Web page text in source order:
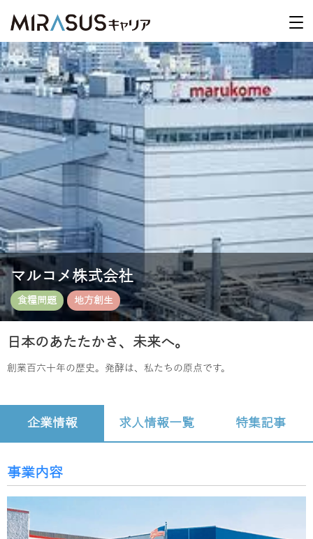
マルコメ株式会社
食糧問題 地方創生
日本のあたたかさ、未来へ。
創業百六十年の歴史。発酵は、私たちの原点です。
企業情報 求人情報一覧 特集記事
事業内容